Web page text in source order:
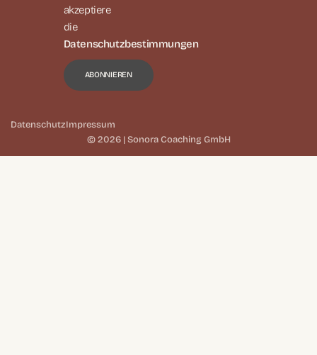
akzeptiere
die
Datenschutzbestimmungen
© 2026 | Sonora Coaching GmbH
DatenschutzImpressum